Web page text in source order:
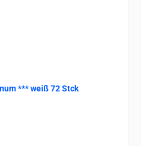
*** weiß 72 Stck